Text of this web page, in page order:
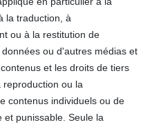
la traduction, à
ou à la restitution de
ou d'autres médias et
et les droits de tiers
ou la
contenus individuels ou de
et punissable. Seule la